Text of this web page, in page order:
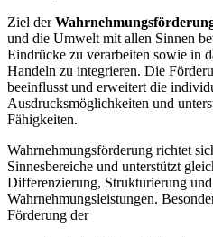
Ziel der
und die Umwelt mit allen Sinnen
Eindrücke zu verarbeiten sowie in
Handeln zu integrieren. Die
beeinflusst und erweitert die
Ausdrucksmöglichkeiten und
Fähigkeiten.
Wahrnehmungsförderung richtet
Sinnesbereiche und unterstützt
Differenzierung, Strukturierung
Wahrnehmungsleistungen.
Förderung der